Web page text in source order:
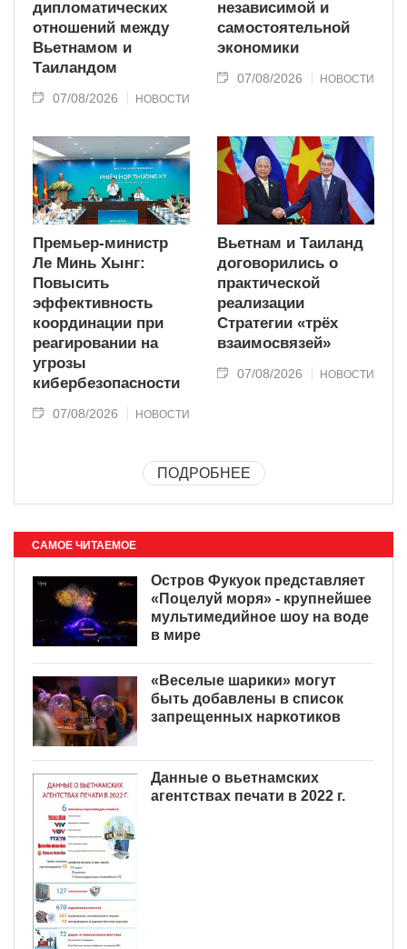
дипломатических
отношений между
Вьетнамом и
Таиландом
07/08/2026 НОВОСТИ
независимой и
самостоятельной
экономики
07/08/2026 НОВОСТИ
Премьер-министр
Ле Минь Хынг:
Повысить
эффективность
координации при
реагировании на
угрозы
кибербезопасности
07/08/2026 НОВОСТИ
Вьетнам и Таиланд
договорились о
практической
реализации
Стратегии «трёх
взаимосвязей»
07/08/2026 НОВОСТИ
ПОДРОБНЕЕ
САМОЕ ЧИТАЕМОЕ
Остров Фукуок представляет
«Поцелуй моря» - крупнейшее
мультимедийное шоу на воде
в мире
«Веселые шарики» могут
быть добавлены в список
запрещенных наркотиков
Данные о вьетнамских
агентствах печати в 2022 г.